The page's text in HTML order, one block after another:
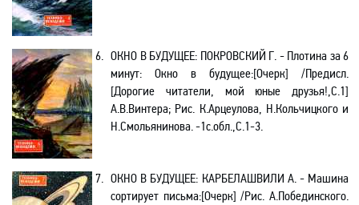
6. ОКНО В БУДУЩЕЕ: ПОКРОВСКИЙ Г. - Плотина за 6
минут: Окно в будущее:[Очерк] /Предисл.
[Дорогие читатели, мой юные друзья!,С.1]
А.В.Винтера; Рис. К.Арцеулова, Н.Кольчицкого и
Н.Смольянинова. -1с.обл.,C.1-3.
7. ОКНО В БУДУЩЕЕ: КАРБЕЛАШВИЛИ А. - Машина
сортирует письма:[Очерк] /Рис. А.Побединского.